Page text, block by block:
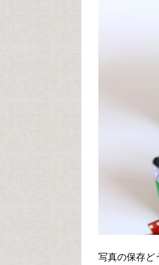
写真の保存ど